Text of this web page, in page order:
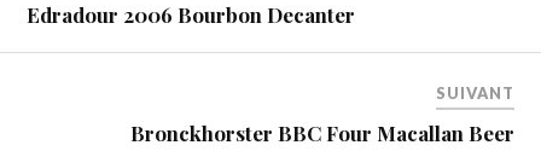
Edradour 2006 Bourbon Decanter
SUIVANT
Bronckhorster BBC Four Macallan Beer